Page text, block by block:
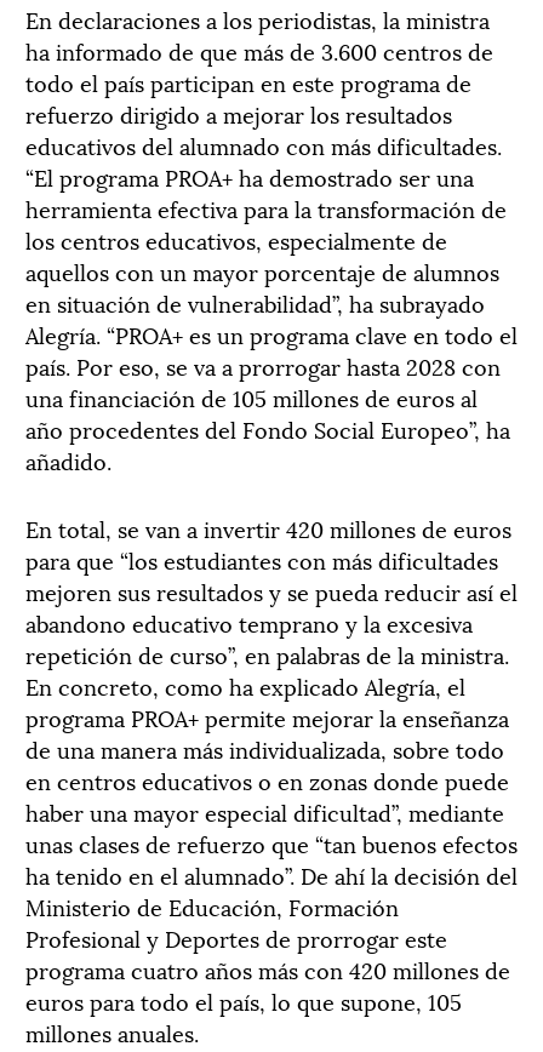
En declaraciones a los periodistas, la ministra
ha informado de que más de 3.600 centros de
todo el país participan en este programa de
refuerzo dirigido a mejorar los resultados
educativos del alumnado con más dificultades.
“El programa PROA+ ha demostrado ser una
herramienta efectiva para la transformación de
los centros educativos, especialmente de
aquellos con un mayor porcentaje de alumnos
en situación de vulnerabilidad”, ha subrayado
Alegría. “PROA+ es un programa clave en todo el
país. Por eso, se va a prorrogar hasta 2028 con
una financiación de 105 millones de euros al
año procedentes del Fondo Social Europeo”, ha
añadido.
En total, se van a invertir 420 millones de euros
para que “los estudiantes con más dificultades
mejoren sus resultados y se pueda reducir así el
abandono educativo temprano y la excesiva
repetición de curso”, en palabras de la ministra.
En concreto, como ha explicado Alegría, el
programa PROA+ permite mejorar la enseñanza
de una manera más individualizada, sobre todo
en centros educativos o en zonas donde puede
haber una mayor especial dificultad”, mediante
unas clases de refuerzo que “tan buenos efectos
ha tenido en el alumnado”. De ahí la decisión del
Ministerio de Educación, Formación
Profesional y Deportes de prorrogar este
programa cuatro años más con 420 millones de
euros para todo el país, lo que supone, 105
millones anuales.